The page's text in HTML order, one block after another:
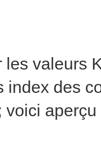
les valeurs
index des
voici